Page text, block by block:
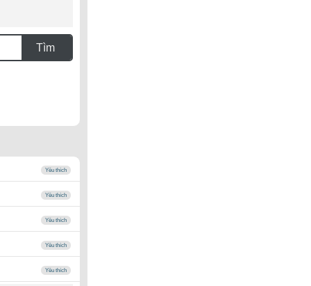
Tìm
Yêu thích
Yêu thích
Yêu thích
Yêu thích
Yêu thích